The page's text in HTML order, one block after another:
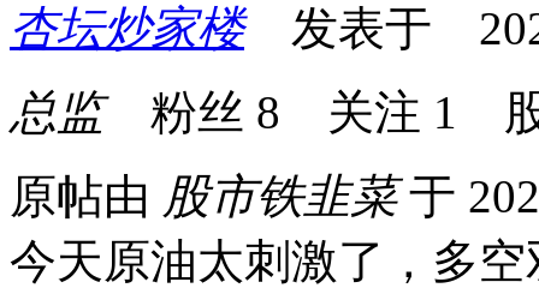
杏坛炒家楼发表于
总监粉丝 8 关注 1
原帖由 股市铁韭菜于
今天原油太刺激了，多空